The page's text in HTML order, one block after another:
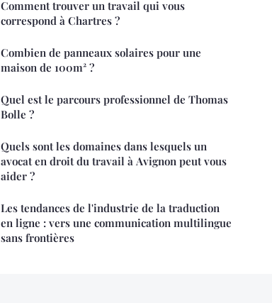
Comment trouver un travail qui vous
correspond à Chartres ?
Combien de panneaux solaires pour une
maison de 100m² ?
Quel est le parcours professionnel de Thomas
Bolle ?
Quels sont les domaines dans lesquels un
avocat en droit du travail à Avignon peut vous
aider ?
Les tendances de l'industrie de la traduction
en ligne : vers une communication multilingue
sans frontières